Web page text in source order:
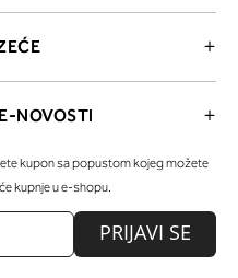
NOVOSTI
kupon sa popustom kojeg možete
kupnje u e-shopu.
PRIJAVI SE